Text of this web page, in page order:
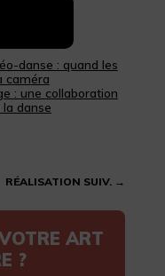
danse : quand les
caméra
: une collaboration
danse
RÉALISATION SUIV. →
ART
?